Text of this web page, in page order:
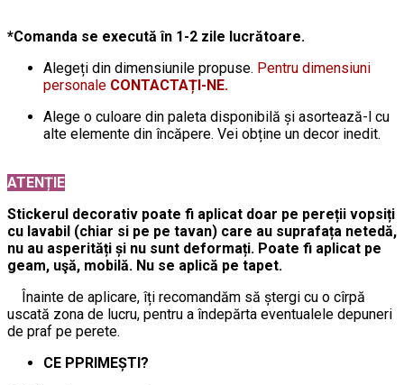
*Comanda se execută în 1-2 zile lucrătoare.
Alegeți din dimensiunile propuse. Pentru dimensiuni
personale CONTACTAȚI-NE.
Alege o culoare din paleta disponibilă și asortează-l cu
alte elemente din încăpere. Vei obține un decor inedit.
ATENȚIE
Stickerul decorativ poate fi aplicat doar pe pereții vopsiți
cu lavabil (chiar si pe pe tavan) care au suprafața netedă,
nu au asperități și nu sunt deformați. Poate fi aplicat pe
geam, uşă, mobilă. Nu se aplică pe tapet.
Înainte de aplicare, îți recomandăm să ștergi cu o cîrpă
uscată zona de lucru, pentru a îndepărta eventualele depuneri
de praf pe perete.
CE PPRIMEȘTI?